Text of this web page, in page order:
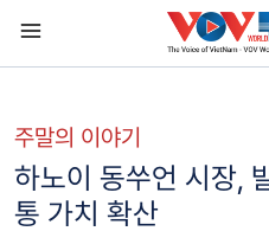
주말의 이야기
하노이 동쑤언 시장,
통 가치 확산